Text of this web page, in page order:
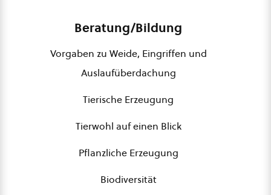
Beratung/Bildung
Vorgaben zu Weide, Eingriffen und
Auslaufüberdachung
Tierische Erzeugung
Tierwohl auf einen Blick
Pflanzliche Erzeugung
Biodiversität